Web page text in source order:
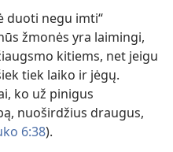
duoti negu imti“
žmonės yra laimingi,
kitiems, net jeigu
tiek laiko ir jėgų.
ko už pinigus
nuoširdžius draugus,
6:38).